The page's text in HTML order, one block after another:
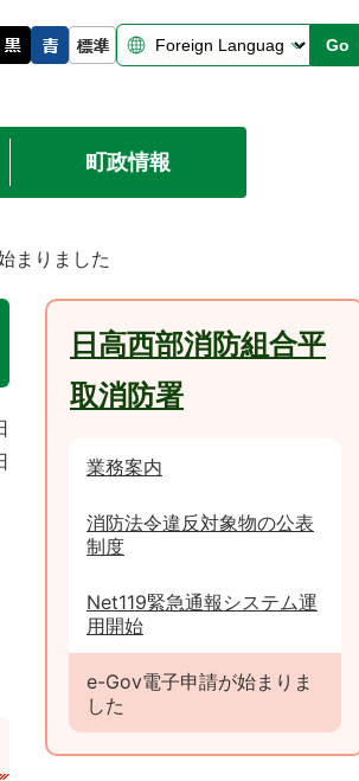
Go
町政情報
まりました
日高西部消防組合平
取消防署
業務案内
消防法令違反対象物の公表
制度
Net119緊急通報システム運
用開始
e-Gov電子申請が始まりま
した